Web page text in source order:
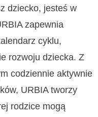
dziecko, jesteś w
zapewnia
cyklu,
rozwoju dziecka. Z
codziennie aktywnie
URBIA tworzy
rodzice mogą